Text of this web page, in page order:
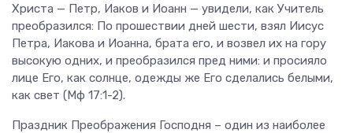
Христа — Петр, Иаков и Иоанн — увидели, как Учитель
преобразился: По прошествии дней шести, взял Иисус
Петра, Иакова и Иоанна, брата его, и возвел их на гору
высокую одних, и преобразился пред ними: и просияло
лице Его, как солнце, одежды же Его сделались белыми,
как свет (Мф 17:1-2).
Праздник Преображения Господня – один из наиболее